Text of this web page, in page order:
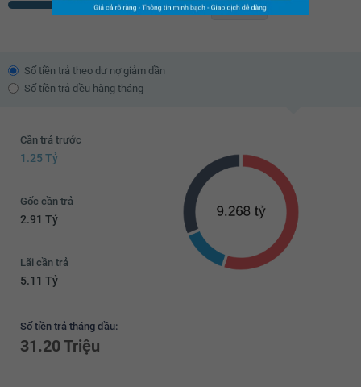
Số tiền trả theo dư nợ giảm dần
Số tiền trả đều hàng tháng
Cần trả trước
1.25 Tỷ
Gốc cần trả
2.91 Tỷ
Lãi cần trả
5.11 Tỷ
Số tiền trả tháng đầu:
31.20 Triệu